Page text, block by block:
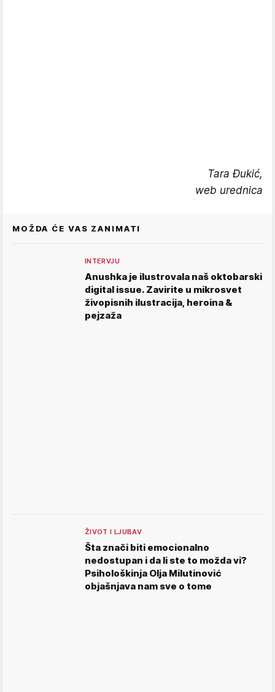
Tara Đukić,
web urednica
MOŽDA ĆE VAS ZANIMATI
INTERVJU
Anushka je ilustrovala naš oktobarski
digital issue. Zavirite u mikrosvet
živopisnih ilustracija, heroina &
pejzaža
ŽIVOT I LJUBAV
Šta znači biti emocionalno
nedostupan i da li ste to možda vi?
Psihološkinja Olja Milutinović
objašnjava nam sve o tome